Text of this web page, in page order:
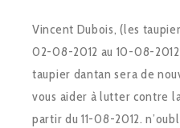
Vincent Dubois, (les
02-08-2012 au 10-08-
taupier dantan sera de
vous aider à lutter contre
partir du 11-08-2012.